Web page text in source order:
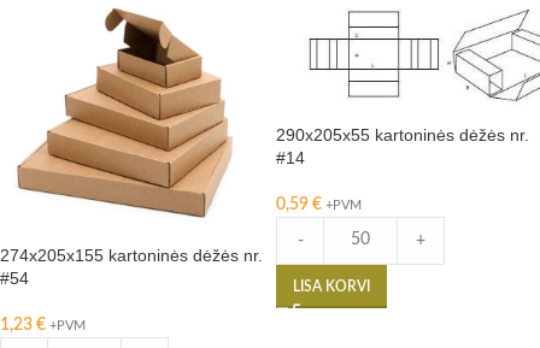
274x205x155 kartoninės dėžės nr.
#54
1,23 € +PVM
290x205x55 kartoninės dėžės nr.
#14
0,59 € +PVM
- +
LISA KORVI